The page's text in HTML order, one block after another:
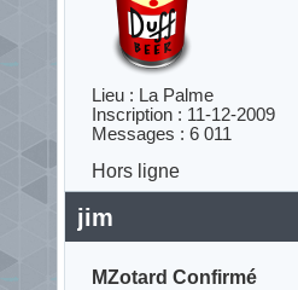
Lieu : La Palme
Inscription : 11-12-2009
Messages : 6 011
Hors ligne
jim
MZotard Confirmé